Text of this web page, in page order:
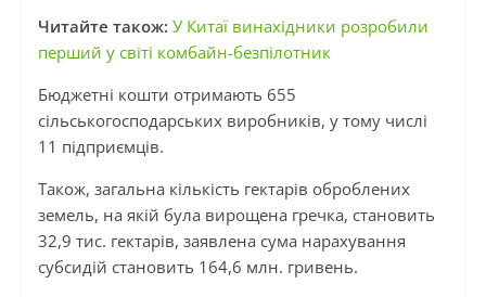
Читайте також: У Китаї винахідники розробили
перший у світі комбайн-безпілотник
Бюджетні кошти отримають 655
сільськогосподарських виробників, у тому числі
11 підприємців.
Також, загальна кількість гектарів оброблених
земель, на якій була вирощена гречка, становить
32,9 тис. гектарів, заявлена ​​сума нарахування
субсидій становить 164,6 млн. гривень.